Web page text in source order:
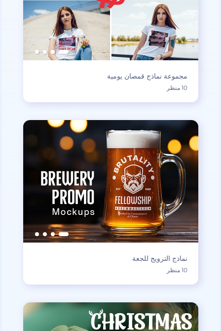
مجموعة نماذج قمصان يومية
10 منظر
نماذج الترويج للجعة
10 منظر